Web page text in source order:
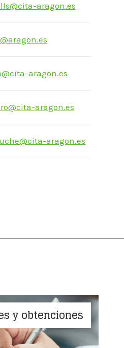
aragon.es
aragon.es
aragon.es
aragon.es
y obtenciones